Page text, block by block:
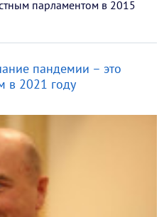
парламентом в 2015
пандемии – это
в 2021 году